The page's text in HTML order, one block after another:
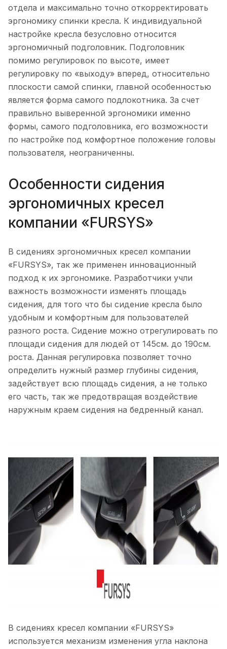
отдела и максимально точно откорректировать
эргономику спинки кресла. К индивидуальной
настройке кресла безусловно относится
эргономичный подголовник. Подголовник
помимо регулировок по высоте, имеет
регулировку по «выходу» вперед, относительно
плоскости самой спинки, главной особенностью
является форма самого подлокотника. За счет
правильно выверенной эргономики именно
формы, самого подголовника, его возможности
по настройке под комфортное положение головы
пользователя, неограниченны.
Особенности сидения
эргономичных кресел
компании «FURSYS»
В сидениях эргономичных кресел компании
«FURSYS», так же применен инновационный
подход к их эргономике. Разработчики учли
важность возможности изменять площадь
сидения, для того что бы сидение кресла было
удобным и комфортным для пользователей
разного роста. Сидение можно отрегулировать по
площади сидения для людей от 145см. до 190см.
роста. Данная регулировка позволяет точно
определить нужный размер глубины сидения,
задействует всю площадь сидения, а не только
его часть, так же предотвращая воздействие
наружным краем сидения на бедренный канал.
В сидениях кресел компании «FURSYS»
используется механизм изменения угла наклона